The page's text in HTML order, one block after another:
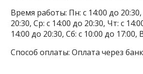
Время работы: Пн: с 14:00 до 20:30,
20:30, Ср: с 14:00 до 20:30, Чт: с
14:00 до 20:30, Сб: с 10:00 до
Способ оплаты: Оплата через банк